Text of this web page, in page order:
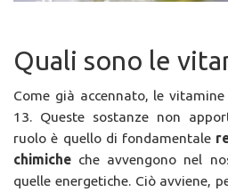
Quali sono le
Come già accennato, le
13. Queste sostanze non
ruolo è quello di fondamentale
chimiche che avvengono nel
quelle energetiche. Ciò avviene,